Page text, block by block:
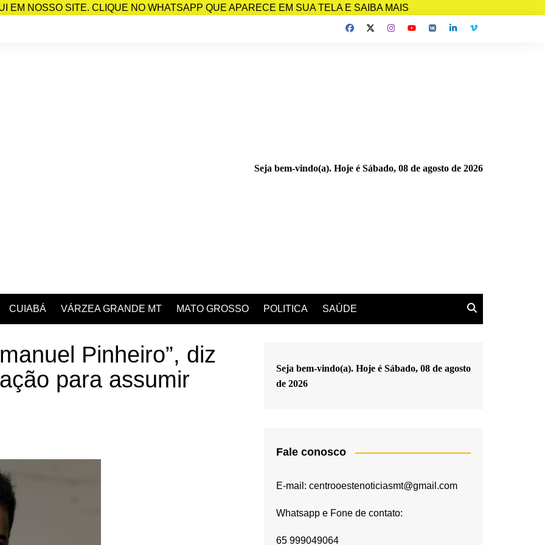
EM NOSSO SITE. CLIQUE NO WHATSAPP QUE APARECE EM SUA TELA E SAIBA MAIS
Seja bem-vindo(a). Hoje é Sábado, 08 de agosto de 2026
CUIABÁ VÁRZEA GRANDE MT MATO GROSSO POLITICA SAÚDE
Pinheiro”, diz
para assumir
Seja bem-vindo(a). Hoje é Sábado, 08 de agosto
de 2026
Fale conosco
E-mail: centrooestenoticiasmt@gmail.com
Whatsapp e Fone de contato:
65 999049064